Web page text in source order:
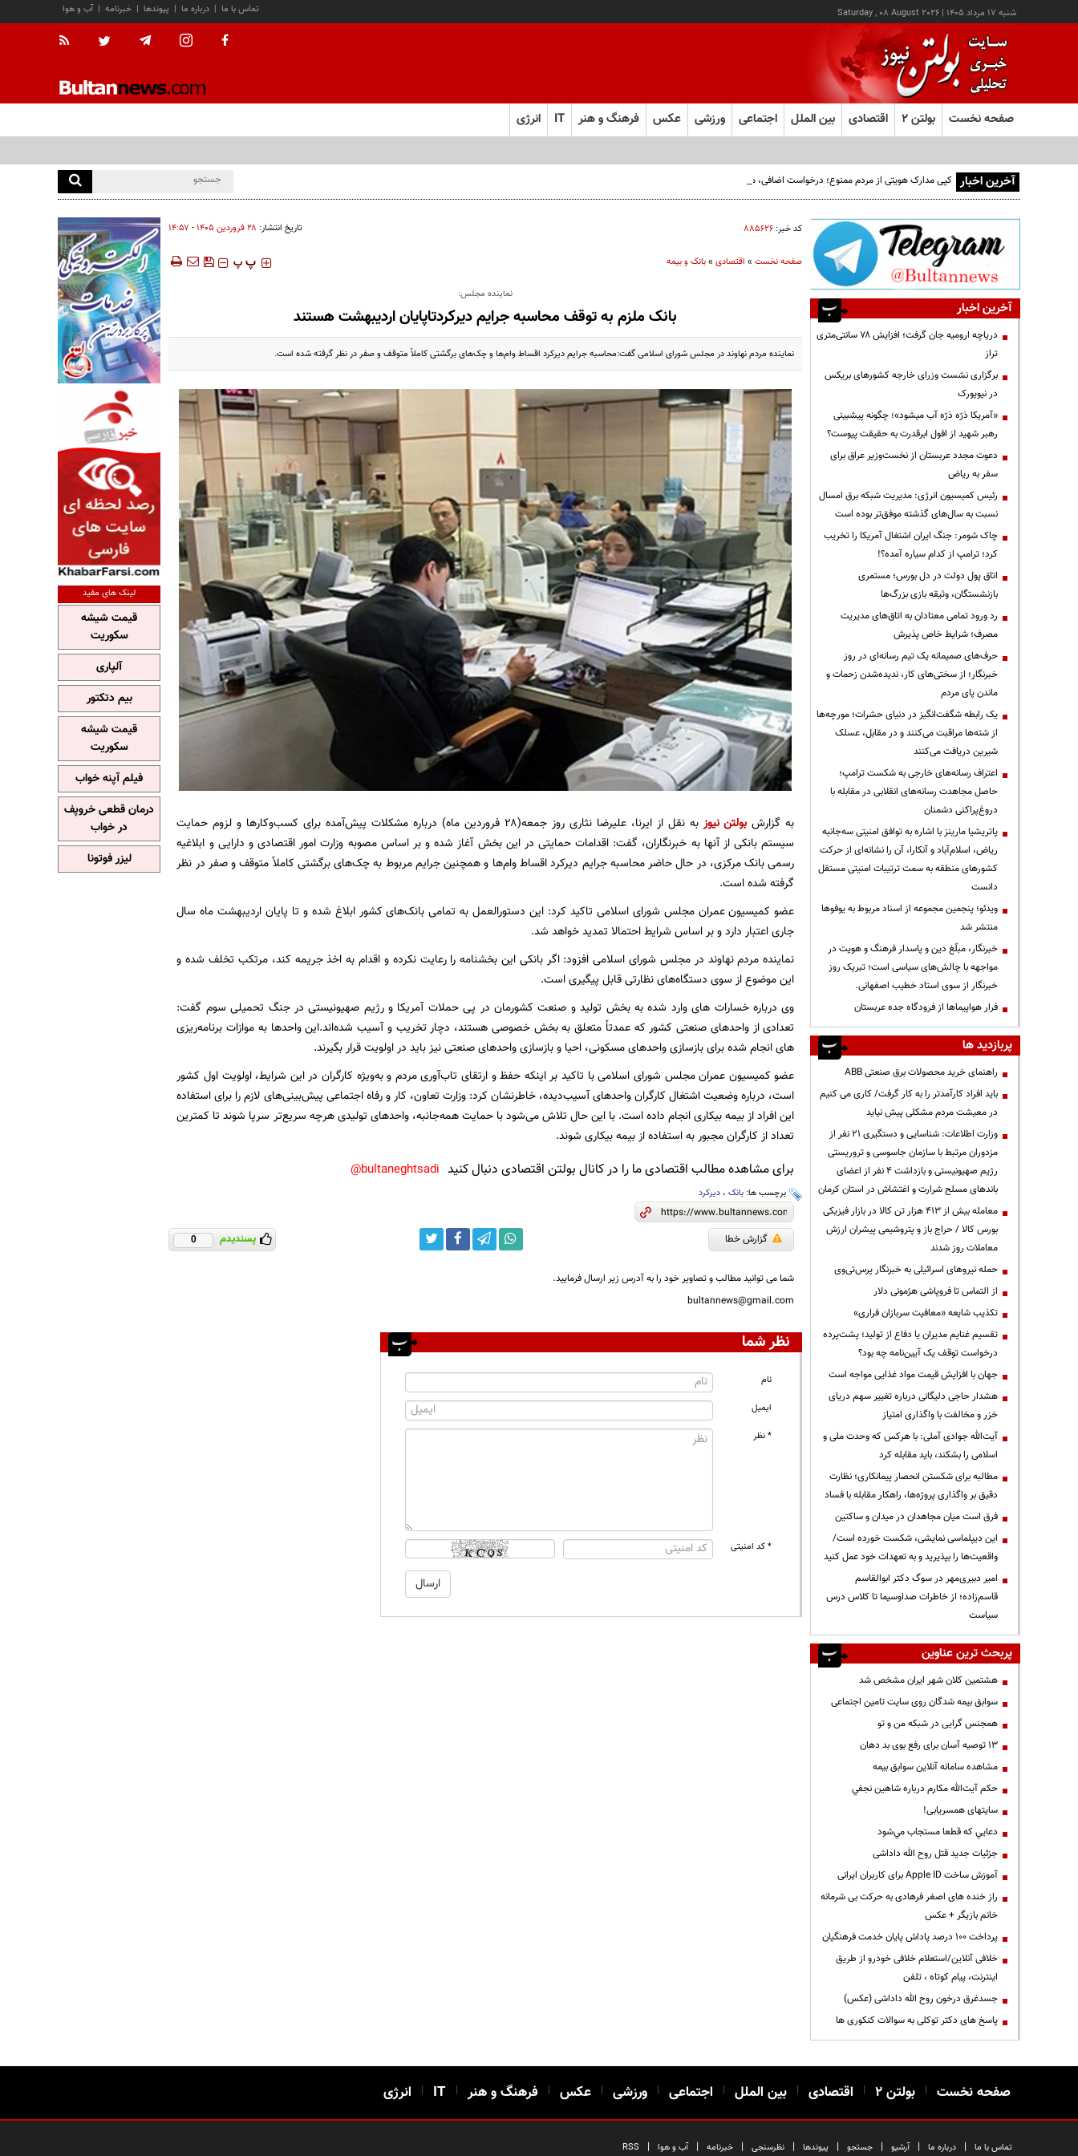
شنبه ۱۷ مرداد ۱۴۰۵ |
Saturday , 08 August 2026 آب و هوا | خبرنامه | پیوندها | درباره ما | تماس با ما
صفحه نخست بولتن ۲ اقتصادی بین الملل اجتماعی ورزشی عکس فرهنگ و هنر IT انرژی
آخرین اخبار کپی مدارک هویتی از مردم ممنوع؛ درخواست اضافی، می‌تواند پرونده تخلف اداری به دنبال داشته باشد!
کد خبر: ۸۸۵۶۲۶ تاریخ انتشار: ۲۸ فروردين ۱۴۰۵ - ۱۴:۵۷
صفحه نخست» اقتصادی»بانک و بیمه ‍‍‍ پ پ
نماینده مجلس:
بانک‌ ملزم به توقف محاسبه جرایم دیرکردتاپایان اردیبهشت هستند
نماینده مردم نهاوند در مجلس شورای اسلامی گفت:محاسبه جرایم دیرکرد اقساط وام‌ها و چک‌های برگشتی کاملاً متوقف و صفر در نظر گرفته شده است.
به گزارش بولتن نیوز
به نقل از ایرنا، علیرضا نثاری روز جمعه(۲۸ فروردین ماه) درباره مشکلات پیش‌آمده برای کسب‌وکارها و لزوم حمایت
سیستم بانکی از آنها به خبرنگاران، گفت: اقدامات حمایتی در این بخش آغاز شده و بر اساس مصوبه وزارت امور اقتصادی و دارایی و ابلاغیه
رسمی بانک مرکزی، در حال حاضر محاسبه جرایم دیرکرد اقساط وام‌ها و همچنین جرایم مربوط به چک‌های برگشتی کاملاً متوقف و صفر در نظر
گرفته شده است.
عضو کمیسیون عمران مجلس شورای اسلامی تاکید کرد: این دستورالعمل به تمامی بانک‌های کشور ابلاغ شده و تا پایان اردیبهشت ماه سال
جاری اعتبار دارد و بر اساس شرایط احتمالا تمدید خواهد شد.
نماینده مردم نهاوند در مجلس شورای اسلامی افزود: اگر بانکی این بخشنامه را رعایت نکرده و اقدام به اخذ جریمه کند، مرتکب تخلف شده و
این موضوع از سوی دستگاه‌های نظارتی قابل پیگیری است.
وی درباره خسارات های وارد شده به بخش تولید و صنعت کشورمان در پی حملات آمریکا و رژیم صهیونیستی در جنگ تحمیلی سوم گفت:
تعدادی از واحدهای صنعتی کشور که عمدتاً متعلق به بخش خصوصی هستند، دچار تخریب و آسیب شده‌اند.این واحدها به موازات برنامه‌ریزی
های انجام شده برای بازسازی واحدهای مسکونی، احیا و بازسازی واحدهای صنعتی نیز باید در اولویت قرار بگیرند.
عضو کمیسیون عمران مجلس شورای اسلامی با تاکید بر اینکه حفظ و ارتقای تاب‌آوری مردم و به‌ویژه کارگران در این شرایط، اولویت اول کشور
است، درباره وضعیت اشتغال کارگران واحدهای آسیب‌دیده، خاطرنشان کرد: وزارت تعاون، کار و رفاه اجتماعی پیش‌بینی‌های لازم را برای استفاده
این افراد از بیمه بیکاری انجام داده است. با این حال تلاش می‌شود با حمایت همه‌جانبه، واحدهای تولیدی هرچه سریع‌تر سرپا شوند تا کمترین
تعداد از کارگران مجبور به استفاده از بیمه بیکاری شوند.
برای مشاهده مطالب اقتصادی ما را در کانال بولتن اقتصادی دنبال کنید bultaneghtsadi@
برچسب ها: بانک، دیرکرد
گزارش خطا پسندیدم 0
شما می توانید مطالب و تصاویر خود را به آدرس زیر ارسال فرمایید.
bultannews@gmail.com
نظر شما
نام
ایمیل
* نظر
* کد امنیتی
آخرین اخبار
دریاچه ارومیه جان گرفت؛ افزایش ۷۸ سانتی‌متری
تراز
برگزاری نشست وزرای خارجه کشورهای بریکس
در نیویورک
«آمریکا ذرّه ذرّه آب میشود»؛ چگونه پیشبینی
رهبر شهید از افول ابرقدرت به حقیقت پیوست؟
دعوت مجدد عربستان از نخست‌وزیر عراق برای
سفر به ریاض
رئیس کمیسیون انرژی: مدیریت شبکه برق امسال
نسبت به سال‌های گذشته موفق‌تر بوده است
چاک شومر: جنگ ایران اشتغال آمریکا را تخریب
کرد؛ ترامپ از کدام سیاره آمده؟!
اتاق پول دولت در دل بورس؛ مستمری
بازنشستگان، وثیقه بازی بزرگ‌ها
رد ورود تمامی معتادان به اتاق‌های مدیریت
مصرف؛ شرایط خاص پذیرش
حرف‌های صمیمانه یک تیم رسانه‌ای در روز
خبرنگار؛ از سختی‌های کار، ندیده‌شدن زحمات و
ماندن پای مردم
یک رابطه شگفت‌انگیز در دنیای حشرات؛ مورچه‌ها
از شته‌ها مراقبت می‌کنند و در مقابل، عسلک
شیرین دریافت می‌کنند
اعتراف رسانه‌های خارجی به شکست ترامپ؛
حاصل مجاهدت رسانه‌های انقلابی در مقابله با
دروغ‌پراکنی دشمنان
پاتریشیا مارینز با اشاره به توافق امنیتی سه‌جانبه
ریاض، اسلام‌آباد و آنکارا، آن را نشانه‌ای از حرکت
کشورهای منطقه به سمت ترتیبات امنیتی مستقل
دانست
ویدئو؛ پنجمین مجموعه از اسناد مربوط به یوفوها
منتشر شد
خبرنگار، مبلّغ دین و پاسدار فرهنگ و هویت در
مواجهه با چالش‌های سیاسی است؛ تبریک روز
خبرنگار از سوی استاد خطیب اصفهانی.
فرار هواپیماها از فرودگاه جده عربستان
پربازدید ها
راهنمای خرید محصولات برق صنعتی ABB
باید افراد کارآمدتر را به کار گرفت/ کاری می کنیم
در معیشت مردم مشکلی پیش نیاید
وزارت اطلاعات: شناسایی و دستگیری ۲۱ نفر از
مزدوران مرتبط با سازمان جاسوسی و تروریستی
رژیم صهیونیستی و بازداشت ۴ نفر از اعضای
باندهای مسلح شرارت و اغتشاش در استان کرمان
معامله بیش از ۴۱۳ هزار تن کالا در بازار فیزیکی
بورس کالا / حراج باز و پتروشیمی پیشران ارزش
معاملات روز شدند
حمله نیروهای اسرائیلی به خبرنگار پرس‌تی‌وی
از التماس تا فروپاشی هژمونی دلار
تکذیب شایعه «معافیت سربازان فراری»
تقسیم غنایم مدیران یا دفاع از تولید؛ پشت‌پرده
درخواست توقف یک آیین‌نامه چه بود؟
جهان با افزایش قیمت مواد غذایی مواجه است
هشدار حاجی دلیگانی درباره تغییر سهم دریای
خزر و مخالفت با واگذاری امتیاز
آیت‌الله جوادی آملی: با هرکس که وحدت ملی و
اسلامی را بشکند، باید مقابله کرد
مطالبه برای شکستن انحصار پیمانکاری؛ نظارت
دقیق بر واگذاری پروژه‌ها، راهکار مقابله با فساد
فرق است میان مجاهدان در میدان و ساکتین
این دیپلماسی نمایشی، شکست خورده است/
واقعیت‌ها را بپذیرید و به تعهدات خود عمل کنید
امیر دبیری‌مهر در سوگ دکتر ابوالقاسم
قاسم‌زاده؛ از خاطرات صداوسیما تا کلاس درس
سیاست
پربحث ترین عناوین
هشتمین کلان شهر ایران مشخص شد
سوابق بیمه شدگان روی سایت تامین اجتماعی
همجنس گرایی در شبکه من و تو
13 توصیه آسان برای رفع بوی بد دهان
مشاهده سامانه آنلاين سوابق بیمه
حكم آيت‌الله مكارم درباره شاهين نجفي
سایتهای همسریابی!
دعايي كه قطعا مستجاب مي‌شود
جزئیات جدید قتل روح الله داداشی
آموزش ساخت Apple ID برای کاربران ایرانی
راز خنده های اصغر فرهادی به حرکت بی شرمانه
خانم بازیگر + عکس
پرداخت ۱۰۰ درصد پاداش پایان خدمت فرهنگیان
خلافی آنلاین/استعلام خلافی خودرو از طریق
اینترنت، پیام کوتاه ، تلفن
جسدغرق درخون روح الله داداشی (عکس)
پاسخ های دکتر توکلی به سوالات کنکوری ها
لینک های مفید
قیمت شیشه
سکوریت
آلپاری
بیم دتکتور
قیمت شیشه
سکوریت
فیلم آپنه خواب
درمان قطعی خروپف
در خواب
لیزر فوتونا
صفحه نخست | بولتن ۲ | اقتصادی | بین الملل | اجتماعی | ورزشی | عکس | فرهنگ و هنر |
IT
| انرژی
تماس با ما | درباره ما | آرشیو | جستجو | پیوندها | نظرسنجی | خبرنامه | آب و هوا |
RSS